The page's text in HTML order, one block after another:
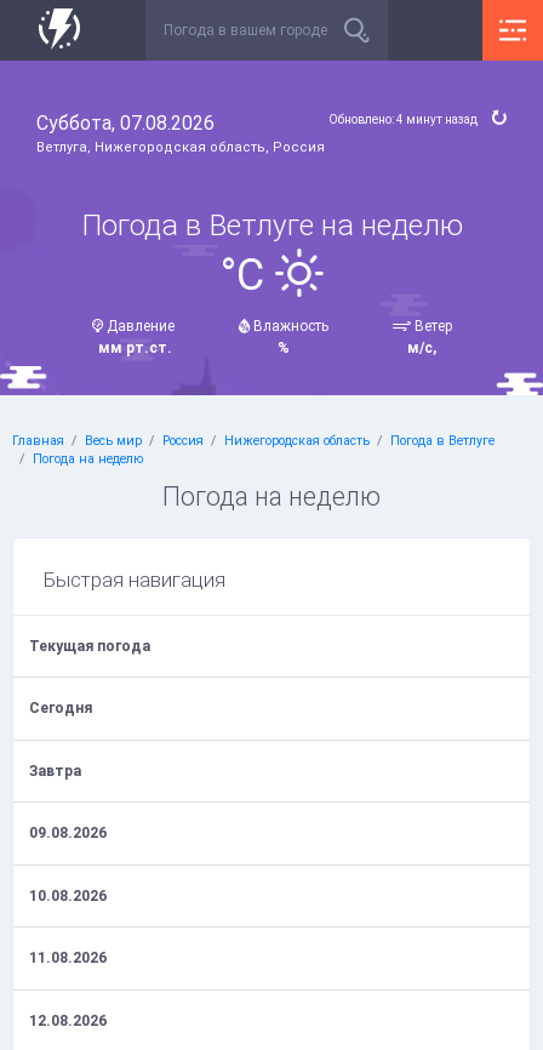
Суббота, 07.08.2026
Ветлуга, Нижегородская область, Россия
Обновлено: 4 минут назад
Погода в Ветлуге на неделю
°C
Давление
мм рт.ст.
Влажность
%
Ветер
м/с,
Главная Весь мир Россия Нижегородская область
Погода в Ветлуге
Погода на неделю
Погода на неделю
Быстрая навигация
Текущая погода
Сегодня
Завтра
09.08.2026
10.08.2026
11.08.2026
12.08.2026